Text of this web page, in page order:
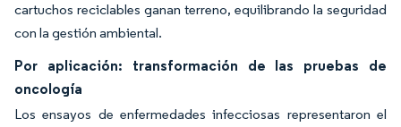
cartuchos reciclables ganan terreno, equilibrando la seguridad
con la gestión ambiental.
Por aplicación: transformación de las pruebas de
oncología
Los ensayos de enfermedades infecciosas representaron el